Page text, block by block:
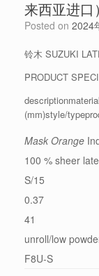
来西亚进口）
Posted on 2024
铃木 SUZUKI
PRODUCT
(mm)style/
Mask Orange
100 % sheer
S/15
0.37
41
unroll/low
F8U-S